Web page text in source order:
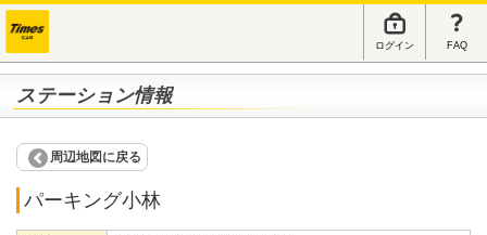
ログイン FAQ
ステーション情報
周辺地図に戻る
パーキング小林